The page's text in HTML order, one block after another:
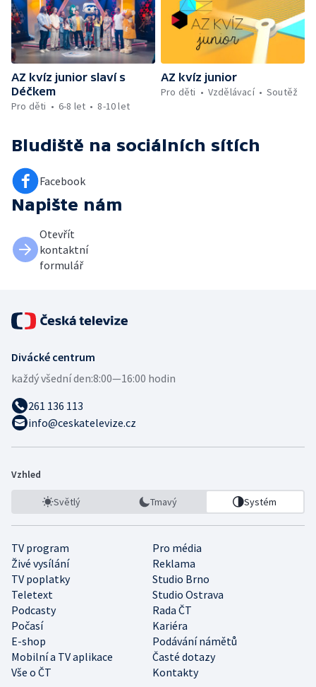
AZ kvíz junior slaví s
Déčkem
Pro děti
6-8 let 8-10 let
AZ kvíz junior
Pro děti
Vzdělávací Soutěž
Bludiště na sociálních sítích
Facebook
Napište nám
Otevřít
kontaktní
formulář
Divácké centrum
každý všední den:8:00—16:00 hodin
261 136 113
info@ceskatelevize.cz
Vzhled
Světlý Tmavý Systém
TV program
Pro média
Živé vysílání
Reklama
TV poplatky
Studio Brno
Teletext
Studio Ostrava
Podcasty
Rada ČT
Počasí
Kariéra
E-shop
Podávání námětů
Mobilní a TV aplikace
Časté dotazy
Vše o ČT
Kontakty